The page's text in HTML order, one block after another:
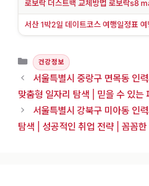
로보락 더스트백 교체방법 로보락s8
서산 1박2일 데이트코스 여행일정표
카테고리
건강정보
서울특별시 중랑구 면목동 인
맞춤형 일자리 탐색 | 믿을 수 있는
서울특별시 강북구 미아동 인
탐색 | 성공적인 취업 전략 | 꼼꼼